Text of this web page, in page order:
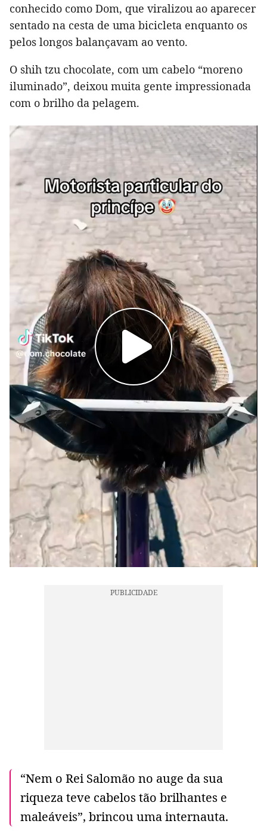
conhecido como Dom, que viralizou ao aparecer
sentado na cesta de uma bicicleta enquanto os
pelos longos balançavam ao vento.
O shih tzu chocolate, com um cabelo “moreno
iluminado”, deixou muita gente impressionada
com o brilho da pelagem.
“Nem o Rei Salomão no auge da sua
riqueza teve cabelos tão brilhantes e
maleáveis”, brincou uma internauta.